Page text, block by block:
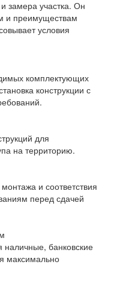
замера участка. Он
и преимуществам
условия
комплектующих
конструкции с
для
на территорию.
и соответствия
перед сдачей
наличные, банковские
максимально